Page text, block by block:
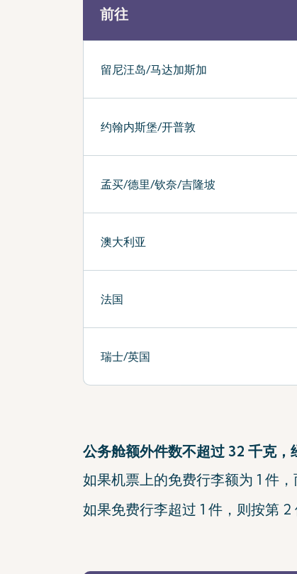
前往
留尼汪岛/马达加斯加
约翰内斯堡/开普敦
孟买/德里/钦奈/吉隆坡
澳大利亚
法国
瑞士/英国
公务舱额外件数不超过 32 千克，
如果机票上的免费行李额为 1 件
如果免费行李超过 1 件，则按第 2